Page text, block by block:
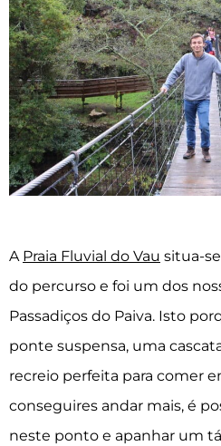
A Praia Fluvial do Vau situa-
do percurso e foi um dos
Passadiços do Paiva. Isto
ponte suspensa, uma
recreio perfeita para comer
conseguires andar mais, é
neste ponto e apanhar um